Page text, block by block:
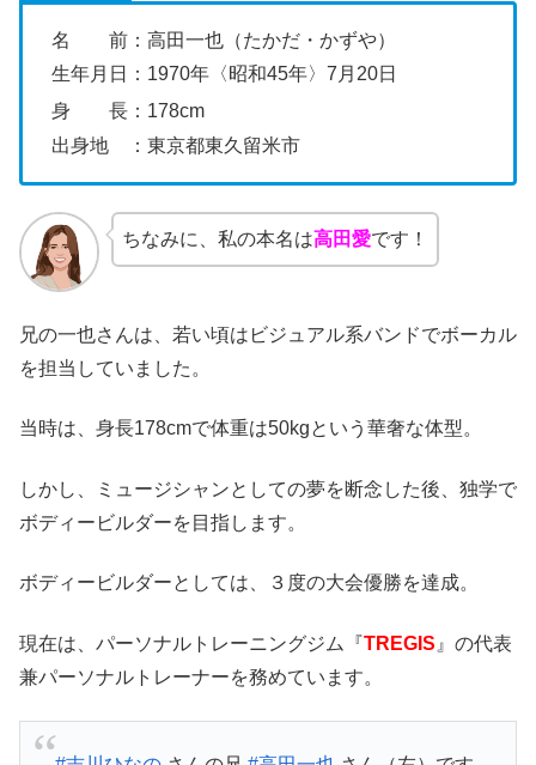
名 前：高田一也（たかだ・かずや）
生年月日：1970年〈昭和45年〉7月20日
身 長：178cm
出身地 ：東京都東久留米市
ちなみに、私の本名は高田愛です！
兄の一也さんは、若い頃はビジュアル系バンドでボーカル
を担当していました。
当時は、身長178cmで体重は50kgという華奢な体型。
しかし、ミュージシャンとしての夢を断念した後、独学で
ボディービルダーを目指します。
ボディービルダーとしては、３度の大会優勝を達成。
現在は、パーソナルトレーニングジム『TREGIS 』の代表
兼パーソナルトレーナーを務めています。